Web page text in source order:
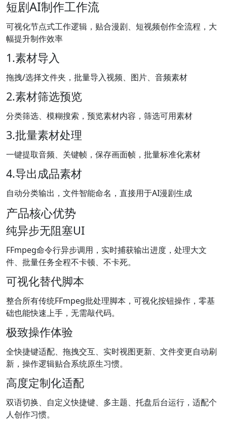
短剧AI制作工作流
可视化节点式工作逻辑，贴合漫剧、短视频创作全流程，大
幅提升制作效率
1.素材导入
拖拽/选择文件夹，批量导入视频、图片、音频素材
2.素材筛选预览
分类筛选、模糊搜索，预览素材内容，筛选可用素材
3.批量素材处理
一键提取音频、关键帧，保存画面帧，批量标准化素材
4.导出成品素材
自动分类输出，文件智能命名，直接用于AI漫剧生成
产品核心优势
纯异步无阻塞UI
FFmpeg命令行异步调用，实时捕获输出进度，处理大文
件、批量任务全程不卡顿、不卡死。
可视化替代脚本
整合所有传统FFmpeg批处理脚本，可视化按钮操作，零基
础也能快速上手，无需敲代码。
极致操作体验
全快捷键适配、拖拽交互、实时视图更新、文件变更自动刷
新，操作逻辑贴合系统原生习惯。
高度定制化适配
双语切换、自定义快捷键、多主题、托盘后台运行，适配个
人创作习惯。